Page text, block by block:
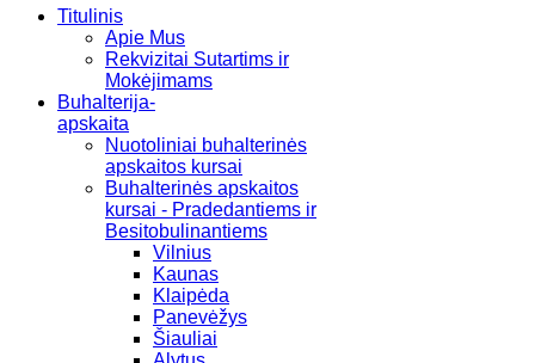
Titulinis
Apie Mus
Rekvizitai Sutartims ir
Mokėjimams
Buhalterija-
apskaita
Nuotoliniai buhalterinės
apskaitos kursai
Buhalterinės apskaitos
kursai - Pradedantiems ir
Besitobulinantiems
Vilnius
Kaunas
Klaipėda
Panevėžys
Šiauliai